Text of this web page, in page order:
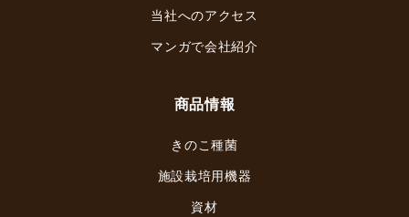
当社へのアクセス
マンガで会社紹介
商品情報
きのこ種菌
施設栽培用機器
資材